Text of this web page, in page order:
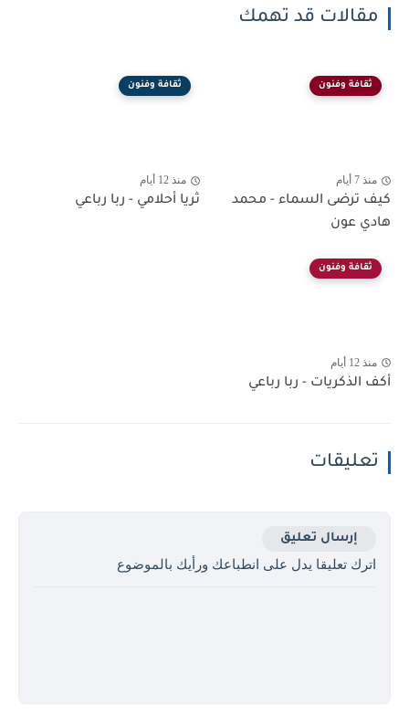
مقالات قد تهمك
ثقافة وفنون
منذ 7 أيام
كيف ترضى السماء - محمد
هادي عون
ثقافة وفنون
منذ 12 أيام
ثريا أحلامي - ربا رباعي
ثقافة وفنون
منذ 12 أيام
أكف الذكريات - ربا رباعي
تعليقات
إرسال تعليق
اترك تعليقا يدل على انطباعك ورأيك بالموضوع